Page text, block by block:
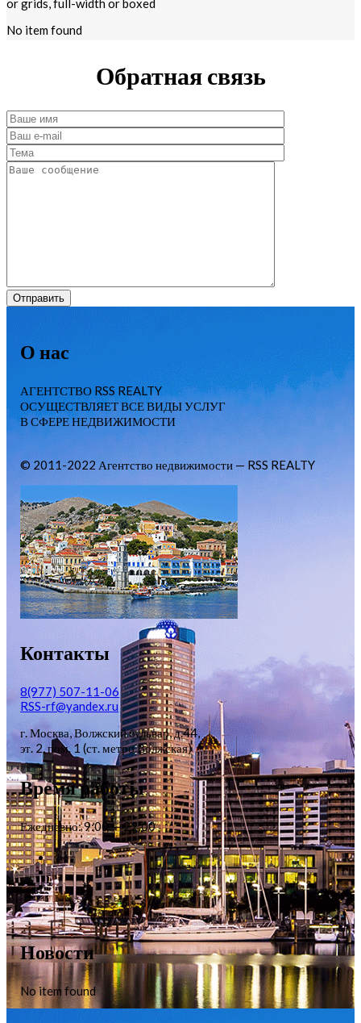
or grids, full-width or boxed
No item found
Обратная связь
О нас
АГЕНТСТВО RSS REALTY
ОСУЩЕСТВЛЯЕТ ВСЕ ВИДЫ УСЛУГ
В СФЕРЕ НЕДВИЖИМОСТИ
© 2011-2022 Агентство недвижимости — RSS REALTY
Контакты
8(977) 507-11-06
RSS-rf@yandex.ru
г. Москва, Волжский бульвар, д.44,
эт. 2, пом. 1 (ст. метро Волжская)
Время работы
Ежедневно: 9:00 — 22:00
Новости
No item found